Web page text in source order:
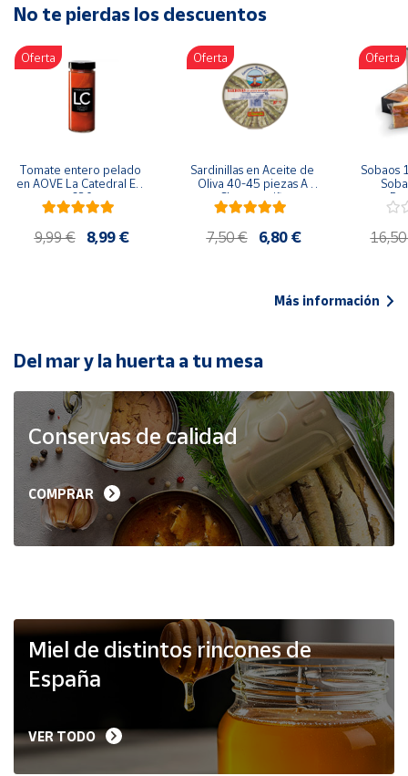
Artesanía
Oficina y
Papelería
Para Canarias,
Ceuta y Melilla
populares
Bono
Cultural
de Correos
Market
Productos
Solidarios
Ayuda
Vendedores
Mapa de
Hazte
vendedor
No te pierdas los descuentos
Oferta
Tomate entero pelado
en AOVE La Catedral ER-
630
9,99 € 8,99 €
Oferta
Sardinillas en Aceite de
Oliva 40-45 piezas A
Churrusquiña
7,50 € 6,80 €
Oferta
Sobaos
Más información
Del mar y la huerta a tu mesa
Conservas de calidad
COMPRAR
Miel de distintos rincones de
España
VER TODO